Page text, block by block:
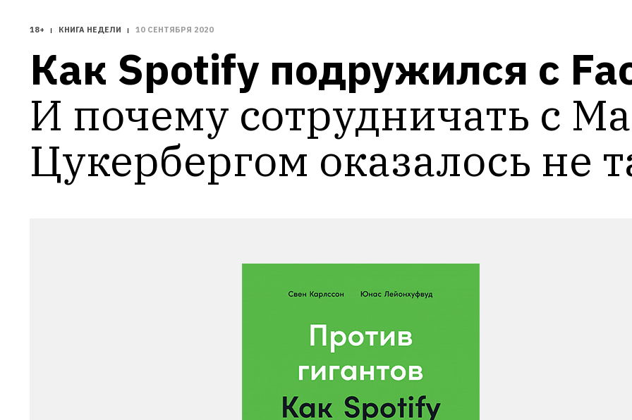
18+ КНИГА НЕДЕЛИ 10 СЕНТЯБРЯ 2020
Как Spotify подружился с
И почему сотрудничать с
Цукербергом оказалось не